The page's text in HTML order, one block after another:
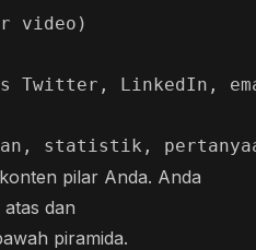
video)
Twitter, LinkedIn,
pilar Anda. Anda
dan
piramida.